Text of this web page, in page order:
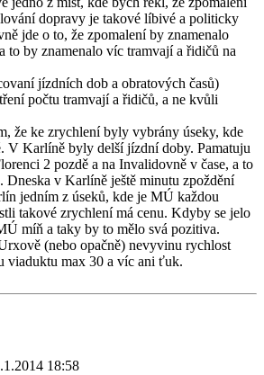
dopravy je takové líbivé a politicky
jde o to, že zpomalení by znamenalo
to by znamenalo víc tramvají a řidičů na
jízdních dob a obratových časů)
počtu tramvají a řidičů, a ne kvůli
že ke zrychlení byly vybrány úseky, kde
V Karlíně byly delší jízdní doby. Pamatuju
2 pozdě a na Invalidovně v čase, a to
Dneska v Karlíně ještě minutu zpoždění
jedním z úseků, kde je MÚ každou
takové zrychlení má cenu. Kdyby se jelo
míň a taky by to mělo svá pozitiva.
(nebo opačně) nevyvinu rychlost
viaduktu max 30 a víc ani ťuk.
18:58